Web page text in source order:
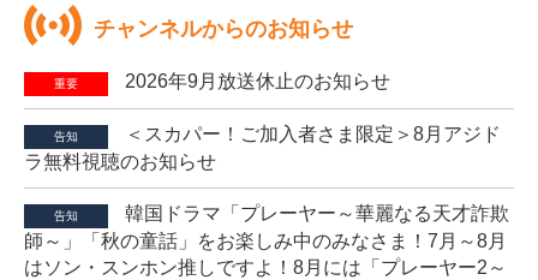
チャンネルからのお知らせ
重要 2026年9月放送休止のお知らせ
告知
＜スカパー！ご加入者さま限定＞8月アジド
ラ無料視聴のお知らせ
告知
韓国ドラマ「プレーヤー～華麗なる天才詐欺
師～」「秋の童話」をお楽しみ中のみなさま！7月～8月
はソン・スンホン推しですよ！8月には「プレーヤー2～